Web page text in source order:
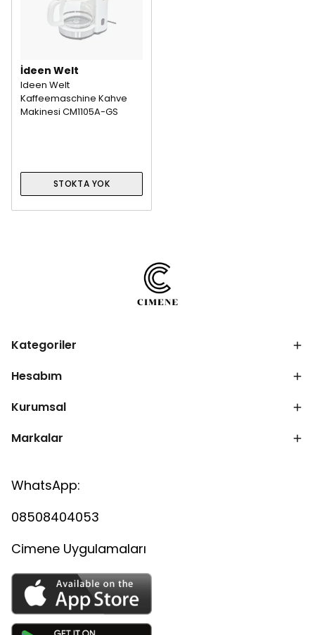
İdeen Welt
Ideen Welt
Kaffeemaschine Kahve
Makinesi CM1105A-GS
STOKTA YOK
Kategoriler
Hesabım
Kurumsal
Markalar
WhatsApp:
08508404053
Cimene Uygulamaları